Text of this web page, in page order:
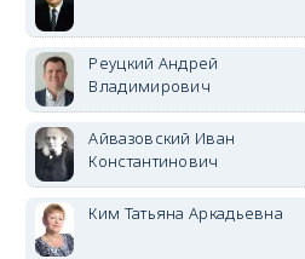
Реуцкий Андрей
Владимирович
Айвазовский Иван
Константинович
Ким Татьяна Аркадьевна